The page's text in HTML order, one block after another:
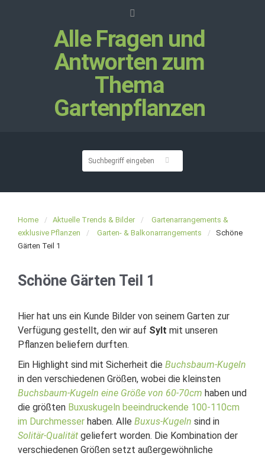
Alle Fragen und
Antworten zum
Thema
Gartenpflanzen
Home Aktuelle Trends & Bilder
Gartenarrangements &
exklusive Pflanzen
Garten- & Balkonarrangements
Schöne
Gärten Teil 1
Schöne Gärten Teil 1
Hier hat uns ein Kunde Bilder von seinem Garten zur
Verfügung gestellt, den wir auf Sylt mit unseren
Pflanzen beliefern durften.
Ein Highlight sind mit Sicherheit die Buchsbaum-Kugeln
in den verschiedenen Größen, wobei die kleinsten
Buchsbaum-Kugeln eine Größe von 60-70cm haben und
die größten Buxuskugeln beeindruckende 100-110cm
im Durchmesser haben. Alle Buxus-Kugeln sind in
Solitär-Qualität geliefert worden. Die Kombination der
verschiedenen Größen setzt außergewöhnliche